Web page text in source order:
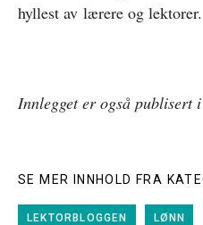
hyllest av lærere og lektorer.
Innlegget er også publisert
SE MER INNHOLD FRA
LEKTORBLOGGEN LØNN